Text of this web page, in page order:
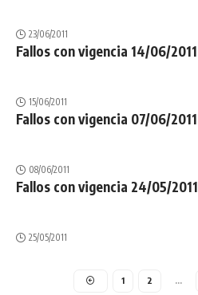
23/06/2011
Fallos con vigencia 14/06/2011
15/06/2011
Fallos con vigencia 07/06/2011
08/06/2011
Fallos con vigencia 24/05/2011
25/05/2011
1 2 …